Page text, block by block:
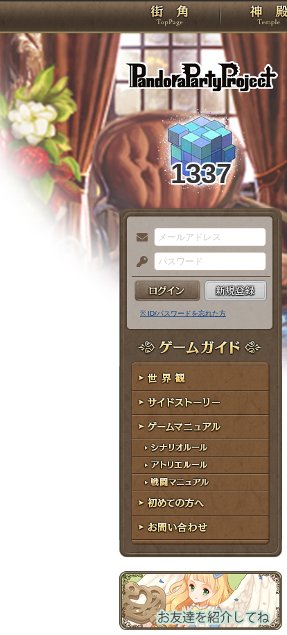
TOP
1337
メ
ー
ル
ア
ド
レ
ス
パ
ス
ー
ド
※ ID/パスワードを忘れた方
ゲームガイド
世界観
サイドストーリー
ゲームマニュアル
シナリオルール
アトリエルール
戦闘マニュアル
初めての方へ
お問い合わせ